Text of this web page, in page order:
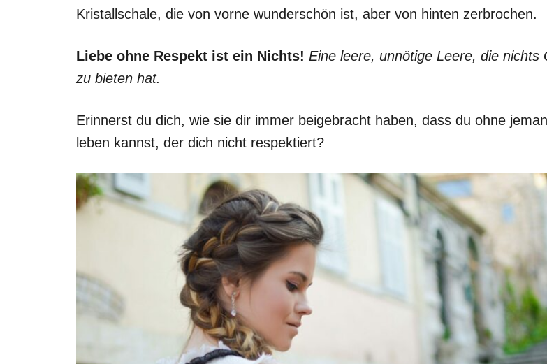
Kristallschale, die von vorne wunderschön ist, aber von hinten zerbrochen.
Liebe ohne Respekt ist ein Nichts! Eine leere, unnötige Leere, die nichts
zu bieten hat.
Erinnerst du dich, wie sie dir immer beigebracht haben, dass du ohne
leben kannst, der dich nicht respektiert?